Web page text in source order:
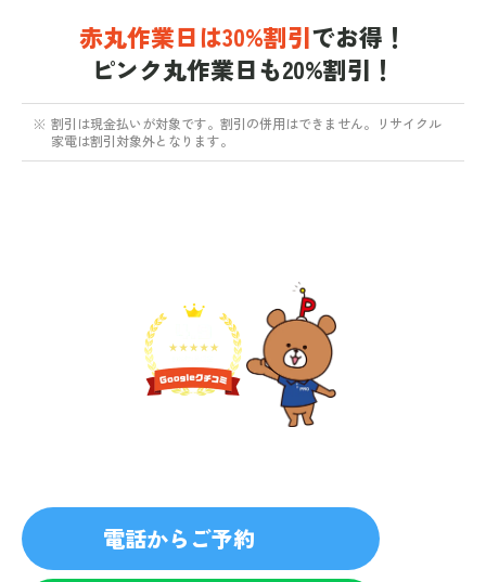
赤丸作業日は30%割引でお得！
ピンク丸作業日も20%割引！
※ 割引は現金払いが対象です。割引の併用はできません。リサイクル
家電は割引対象外となります。
電話からご予約